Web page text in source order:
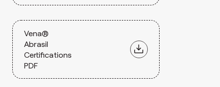
Vena®
Abrasil
Certifications
PDF